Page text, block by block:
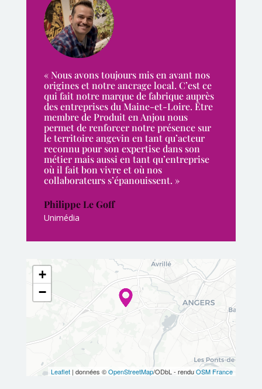
« Nous avons toujours mis en avant nos
origines et notre ancrage local. C’est ce
qui fait notre marque de fabrique auprès
des entreprises du Maine-et-Loire. Être
membre de Produit en Anjou nous
permet de renforcer notre présence sur
le territoire angevin en tant qu’acteur
reconnu pour son expertise dans son
métier mais aussi en tant qu’entreprise
où il fait bon vivre et où nos
collaborateurs s’épanouissent. »
Philippe Le Goff
Unimédia
+
−
Leaflet | données ©OpenStreetMap/ODbL - renduOSM France